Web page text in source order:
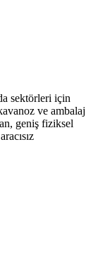
sektörleri için
ve ambalaj
geniş fiziksel